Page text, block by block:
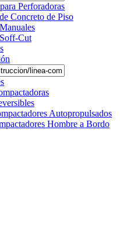
Perforadoras
Concreto de Piso
Cut
Autopropulsados
Hombre a Bordo